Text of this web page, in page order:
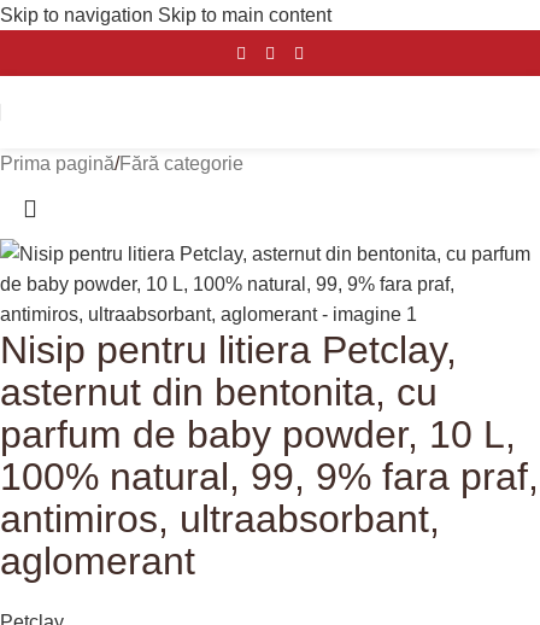
Skip to navigation Skip to main content
Prima pagină/Fără categorie
Nisip pentru litiera Petclay,
asternut din bentonita, cu
parfum de baby powder, 10 L,
100% natural, 99, 9% fara praf,
antimiros, ultraabsorbant,
aglomerant